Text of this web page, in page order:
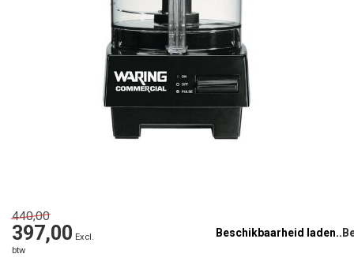
440,00
397,00 Excl.
btw
Beschikbaarheid laden..